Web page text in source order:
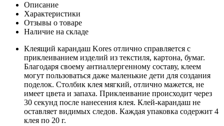
Описание
Характеристики
Отзывы о товаре
Наличие на складе
Клеящий карандаш Kores отлично справляется с
приклеиванием изделий из текстиля, картона, бумаг.
Благодаря своему антиаллергенному составу, клеем
могут пользоваться даже маленькие дети для создания
поделок. Столбик клея мягкий, отлично мажется, не
имеет цвета и запаха. Приклеивание происходит через
30 секунд после нанесения клея. Клей-карандаш не
оставляет видимых следов. Каждая упаковка содержит 4
клея по 20 г.